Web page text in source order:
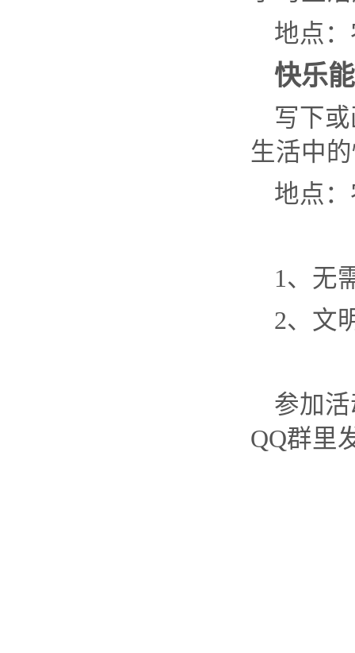
地点
快乐
写下
生活中
地点
1、无
2、文
参加
QQ群里